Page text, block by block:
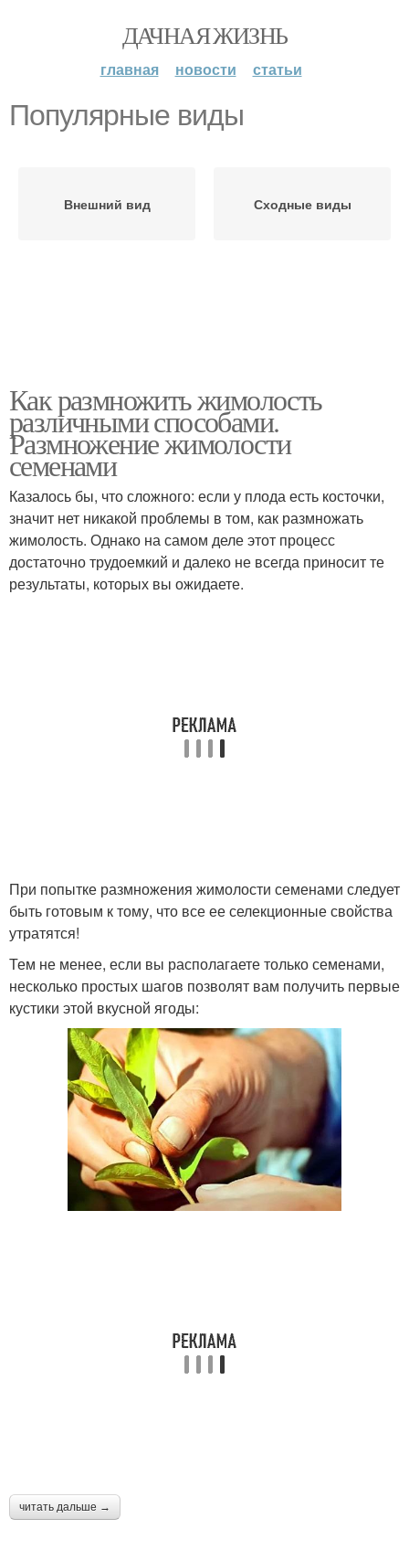
ДАЧНАЯ ЖИЗНЬ
главная новости статьи
Популярные виды
Внешний вид Сходные виды
Как размножить жимолость
различными способами.
Размножение жимолости
семенами
Казалось бы, что сложного: если у плода есть косточки,
значит нет никакой проблемы в том, как размножать
жимолость. Однако на самом деле этот процесс
достаточно трудоемкий и далеко не всегда приносит те
результаты, которых вы ожидаете.
При попытке размножения жимолости семенами следует
быть готовым к тому, что все ее селекционные свойства
утратятся!
Тем не менее, если вы располагаете только семенами,
несколько простых шагов позволят вам получить первые
кустики этой вкусной ягоды:
читать дальше →